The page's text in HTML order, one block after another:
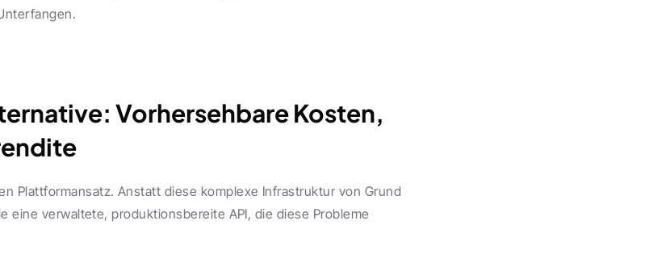
Vorhersehbare Kosten,
Plattformansatz. Anstatt diese komplexe Infrastruktur von Grund
eine verwaltete, produktionsbereite API, die diese Probleme